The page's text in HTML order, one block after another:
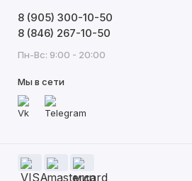
8 (905) 300-10-50
8 (846) 267-10-50
Пн-Вс: 9:00 - 20:00
Мы в сети